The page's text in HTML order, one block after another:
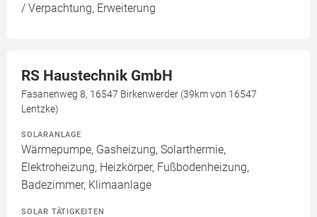
/ Verpachtung, Erweiterung
RS Haustechnik GmbH
Fasanenweg 8, 16547 Birkenwerder (39km von 16547
Lentzke)
SOLARANLAGE
Wärmepumpe, Gasheizung, Solarthermie,
Elektroheizung, Heizkörper, Fußbodenheizung,
Badezimmer, Klimaanlage
SOLAR TÄTIGKEITEN